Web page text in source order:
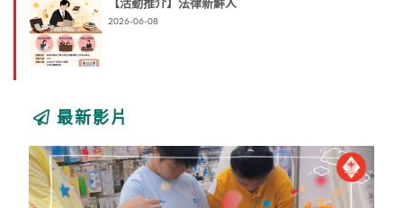
【活動推介】法律新鮮人
2026-06-08
最新影片